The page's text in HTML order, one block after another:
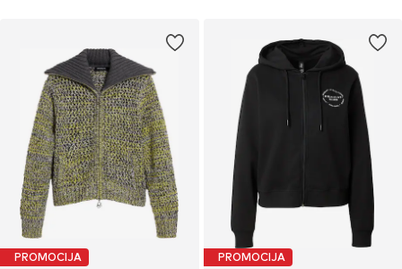
PROMOCIJA PROMOCIJA